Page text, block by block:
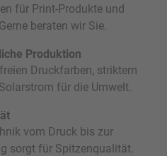
für Print-Produkte und
beraten wir Sie.
Produktion
Druckfarben, striktem
für die Umwelt.
vom Druck bis zur
sorgt für Spitzenqualität.